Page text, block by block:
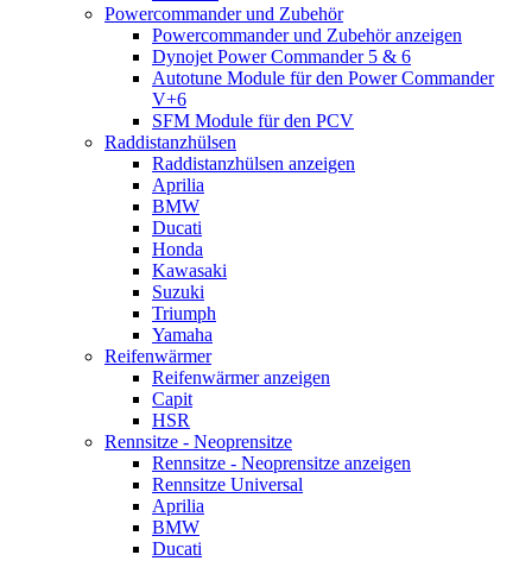
Powercommander und Zubehör
Powercommander und Zubehör anzeigen
Dynojet Power Commander 5 & 6
Autotune Module für den Power Commander
V+6
SFM Module für den PCV
Raddistanzhülsen
Raddistanzhülsen anzeigen
Aprilia
BMW
Ducati
Honda
Kawasaki
Suzuki
Triumph
Yamaha
Reifenwärmer
Reifenwärmer anzeigen
Capit
HSR
Rennsitze - Neoprensitze
Rennsitze - Neoprensitze anzeigen
Rennsitze Universal
Aprilia
BMW
Ducati